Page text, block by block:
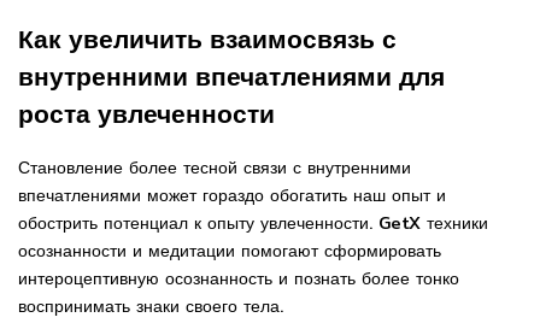
Как увеличить взаимосвязь с
внутренними впечатлениями для
роста увлеченности
Становление более тесной связи с внутренними
впечатлениями может гораздо обогатить наш опыт и
обострить потенциал к опыту увлеченности. GetX техники
осознанности и медитации помогают сформировать
интероцептивную осознанность и познать более тонко
воспринимать знаки своего тела.